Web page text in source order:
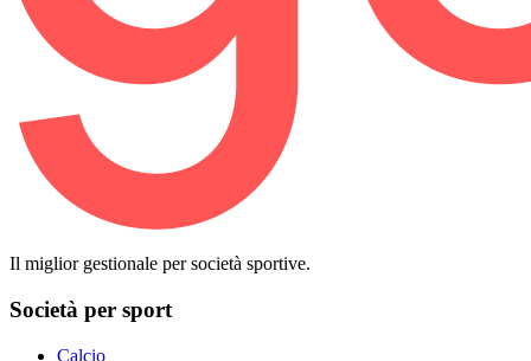
Il miglior gestionale per società sportive.
Società per sport
Calcio